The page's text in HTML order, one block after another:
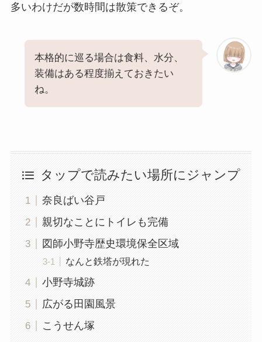
多いわけだが数時間は散策できるぞ。
本格的に巡る場合は食料、水分、
装備はある程度揃えておきたい
ね。
タップで読みたい場所にジャンプ
奈良ばい谷戸
親切なことにトイレも完備
図師小野寺歴史環境保全区域
なんと鉄塔が現れた
小野寺城跡
広がる田園風景
こうせん塚